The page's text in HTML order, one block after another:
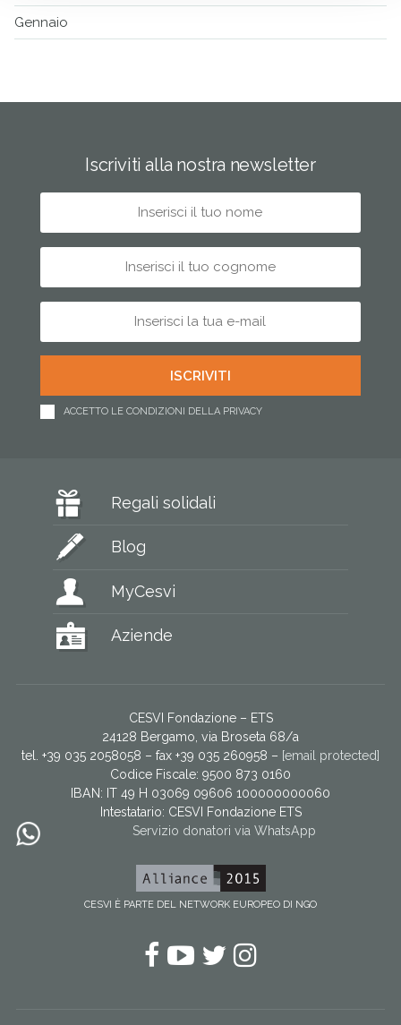
Gennaio
Iscriviti alla nostra newsletter
ACCETTO LE CONDIZIONI DELLA PRIVACY
Regali solidali
Blog
MyCesvi
Aziende
CESVI Fondazione – ETS
24128 Bergamo, via Broseta 68/a
tel. +39 035 2058058 – fax +39 035 260958 – [email protected]
Codice Fiscale: 9500 873 0160
IBAN: IT 49 H 03069 09606 100000000060
Intestatario: CESVI Fondazione ETS
Servizio donatori via WhatsApp
CESVI È PARTE DEL NETWORK EUROPEO DI NGO
Facebook
YouTube
Twitter
Instagram